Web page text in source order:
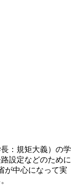
：規矩大義）の学
設定などのために
が中心になって実